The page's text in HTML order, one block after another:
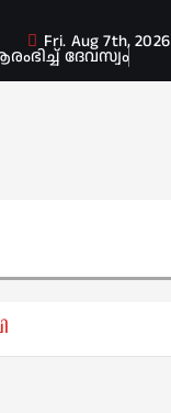
ദേവസ്വം
Fri. Aug 7th, 2026